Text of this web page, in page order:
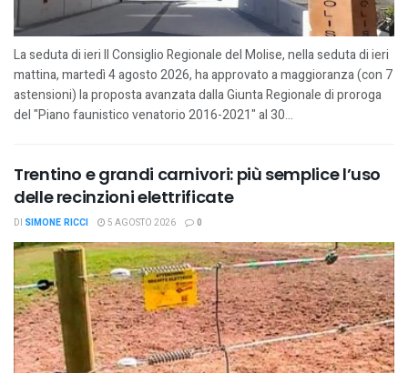
La seduta di ieri Il Consiglio Regionale del Molise, nella seduta di ieri
mattina, martedì 4 agosto 2026, ha approvato a maggioranza (con 7
astensioni) la proposta avanzata dalla Giunta Regionale di proroga
del "Piano faunistico venatorio 2016-2021" al 30...
Trentino e grandi carnivori: più semplice l’uso
delle recinzioni elettrificate
DI SIMONE RICCI 5 AGOSTO 2026 0